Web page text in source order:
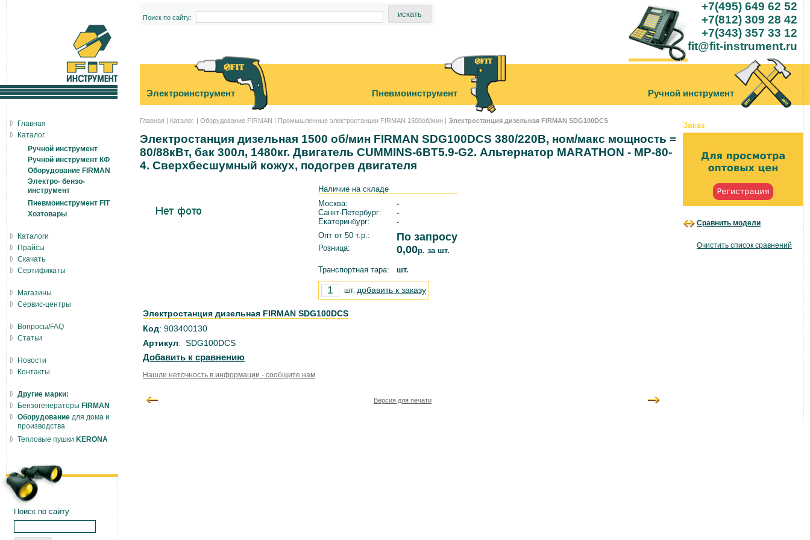
Поиск по сайту:
+7(495) 649 62 52
+7(812) 309 28 42
+7(343) 357 33 12
fit@fit-instrument.ru
Электроинструмент Пневмоинструмент Ручной инструмент
Главная | Каталог. | Оборудование FIRMAN | Промышленные электростанции FIRMAN 1500об/мин | Электростанция дизельная FIRMAN SDG100DCS Заказ
Электростанция дизельная 1500 об/мин FIRMAN SDG100DCS 380/220В, ном/макс мощность =
80/88кВт, бак 300л, 1480кг. Двигатель CUMMINS-6BT5.9-G2. Альтернатор MARATHON - MP-80-
4. Сверхбесшумный кожух, подогрев двигателя
Наличие на складе
Москва:
-
Санкт-Петербург:
-
Екатеринбург:
-
Опт от 50 т.р.:
По запросу
Розница: 0,00р. за шт.
Транспортная тара: шт.
шт. добавить к заказу
Электростанция дизельная FIRMAN SDG100DCS
Код: 903400130
Артикул: SDG100DCS
Добавить к сравнению
Нашли неточность в информации - сообщите нам
Версия для печати
Сравнить модели
Очистить список сравнений
Главная
Каталог.
Ручной инструмент
Ручной инструмент КФ
Оборудование FIRMAN
Электро- бензо-
инструмент
Пневмоинструмент FIT
Хозтовары
Каталоги
Прайсы
Скачать
Сертификаты
Магазины
Сервис-центры
Вопросы/FAQ
Статьи
Новости
Контакты
Другие марки:
Бензогенераторы FIRMAN
Оборудование для дома и
производства
Тепловые пушки KERONA
Поиск по сайту